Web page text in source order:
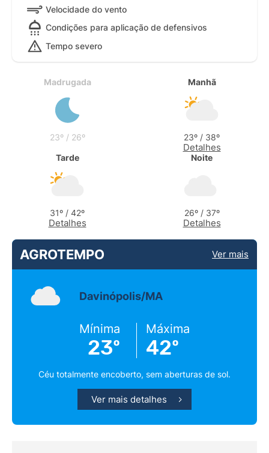
Velocidade do vento
Condições para aplicação de defensivos
Tempo severo
Madrugada
23º / 26º
Manhã
23º / 38º
Detalhes
Tarde
31º / 42º
Detalhes
Noite
26º / 37º
Detalhes
AGROTEMPO Ver mais
Davinópolis/MA
Mínima
23º
Máxima
42º
Céu totalmente encoberto, sem aberturas de sol.
Ver mais detalhes